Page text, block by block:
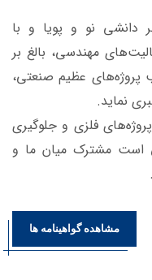
دانشی نو و پویا و با
مهندسی، بالغ بر
پروژه‌های عظیم صنعتی،
نماید.
فلزی و جلوگیری
است مشترک میان ما و
مشاهده گواهینامه ها